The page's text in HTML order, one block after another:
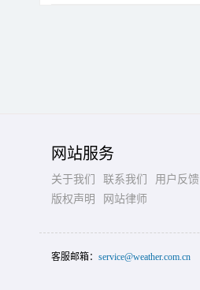
网站服务
关于我们 联系我们
用户反馈
版权声明
网站律师
客服邮箱： service@weather.com.cn